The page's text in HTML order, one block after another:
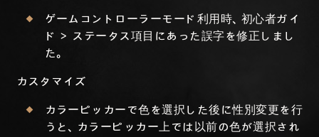
ゲームコントローラーモード利用時、初心者ガイ
ド > ステータス項目にあった誤字を修正しまし
た。
カスタマイズ
カラーピッカーで色を選択した後に性別変更を行
うと、カラーピッカー上では以前の色が選択され